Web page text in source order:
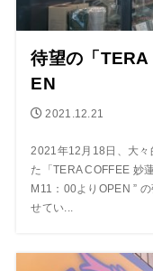
待望の「
EN
2021.12.21
2021年12月18日、大々
た「TERA COFFEE 妙
M11：00よりOPEN ”
せてい...